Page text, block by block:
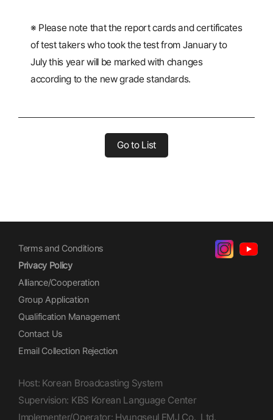
※ Please note that the report cards and certificates
of test takers who took the test from January to
July this year will be marked with changes
according to the new grade standards.
Go to List
Terms and Conditions
Privacy Policy
Alliance/Cooperation
Group Application
Qualification Management
Contact Us
Email Collection Rejection
Host: Korean Broadcasting System
Supervision: KBS Korean Language Center
Implementer/Operator: Hyungseul EMJ Co., Ltd.